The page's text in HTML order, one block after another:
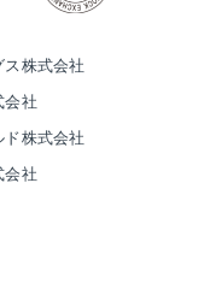
株式会社
会社
株式会社
会社